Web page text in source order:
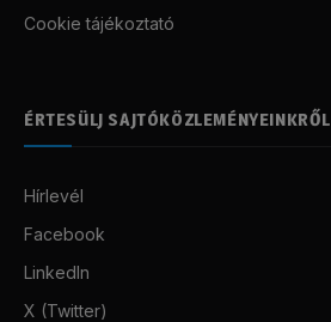
Cookie tájékoztató
ÉRTESÜLJ SAJTÓKÖZLEMÉNYEINKRŐL
Hírlevél
Facebook
LinkedIn
X (Twitter)